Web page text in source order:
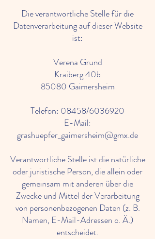
Die verantwortliche Stelle für die
Datenverarbeitung auf dieser Website
ist:
Verena Grund
Kraiberg 40b
85080 Gaimersheim
Telefon: 08458/6036920
E-Mail:
grashuepfer_gaimersheim@gmx.de
Verantwortliche Stelle ist die natürliche
oder juristische Person, die allein oder
gemeinsam mit anderen über die
Zwecke und Mittel der Verarbeitung
von personenbezogenen Daten (z. B.
Namen, E-Mail-Adressen o. Ä.)
entscheidet.